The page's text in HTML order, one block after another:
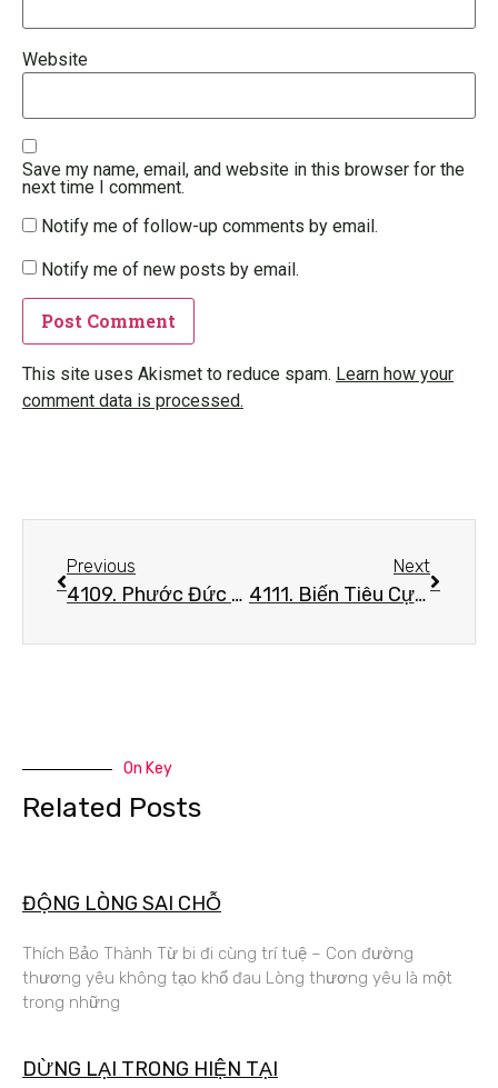
Website
Save my name, email, and website in this browser for the
next time I comment.
Notify me of follow-up comments by email.
Notify me of new posts by email.
This site uses Akismet to reduce spam. Learn how your
comment data is processed.
Previous
4109. Phước Đức Tạo Nên Nền Tảng Giá Trị Con Người
Next
4111. Biến Tiêu Cực Thành Tích Cực
On Key
Related Posts
ĐỘNG LÒNG SAI CHỖ
Thích Bảo Thành Từ bi đi cùng trí tuệ – Con đường
thương yêu không tạo khổ đau Lòng thương yêu là một
trong những
DỪNG LẠI TRONG HIỆN TẠI